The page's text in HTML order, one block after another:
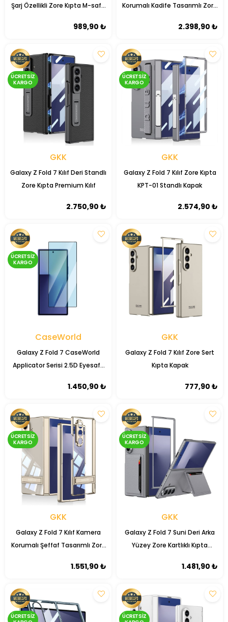
Şarj Özellikli Zore Kıpta M-safe
989,90 ₺
Korumalı Kadife Tasarımlı Zore
Kapak2.398,90 ₺
GKK
​Galaxy Z Fold 7 Kılıf Deri Standlı
Zore Kıpta Premium Kılıf
ÜCRETSIZ
KARGO
2.750,90 ₺
GKK
Galaxy Z Fold 7 Kılıf Zore Kıpta
KPT-01 Standlı Kapak
ÜCRETSIZ
KARGO
2.574,90 ₺
CaseWorld
Galaxy Z Fold 7 CaseWorld
Applicator Serisi 2.5D Eyesafe
Temperli Cam Ekran
ÜCRETSIZ
KARGO
1.450,90 ₺
GKK
Galaxy Z Fold 7 Kılıf Zore Sert
Kıpta Kapak
777,90 ₺
GKK
Galaxy Z Fold 7 Kılıf Kamera
Korumalı Şeffaf Tasarımlı Zore
ÜCRETSIZ
KARGO
1.551,90 ₺
GKK
Galaxy Z Fold 7 Suni Deri Arka
Yüzey Zore Kartlıklı Kıpta
ÜCRETSIZ
KARGO
1.481,90 ₺
ÜCRETSIZ
ÜCRETSIZ